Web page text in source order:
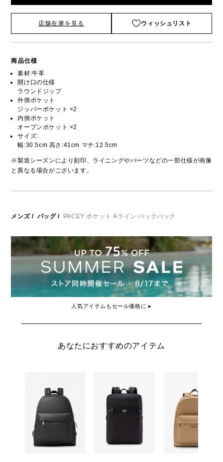
店舗在庫を見る ウィッシュリスト
商品仕様
素材:牛革
開け口の仕様
ラウンドジップ
外側ポケット
ジッパーポケット ×2
内側ポケット
オープンポケット ×2
サイズ:
幅:30.5cm 高さ:41cm マチ:12.5cm
※製造シーズンにより刻印、ライニングやパーツなどの一部仕様が画像
と異なる場合がございます。
メンズ/ バッグ/ PACEY ポケット Aライン バックパック
人気アイテムもセール価格に ▸
あなたにおすすめのアイテム